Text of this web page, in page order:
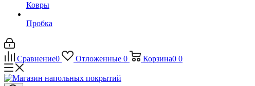
Ковры
Пробка
Сравнение0 Отложенные 0 Корзина0 0